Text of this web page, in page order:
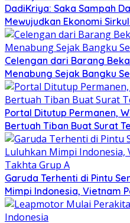
DadiKriya: Saka Sampah
Mewujudkan Ekonomi
Celengan dari Barang
Menabung Sejak Bangku
Portal Ditutup Permanen,
Bertuah Tiban Buat Surat
Garuda Terhenti di Pintu
Mimpi Indonesia, Vietnam